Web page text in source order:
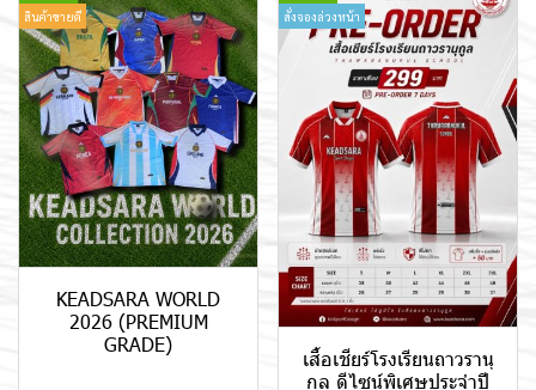
สินค้าขายดี
KEADSARA WORLD
2026 (PREMIUM
GRADE)
สั่งจองล่วงหน้า
เสื้อเชียร์โรงเรียนถาวรานุ
กูล ดีไซน์พิเศษประจำปี